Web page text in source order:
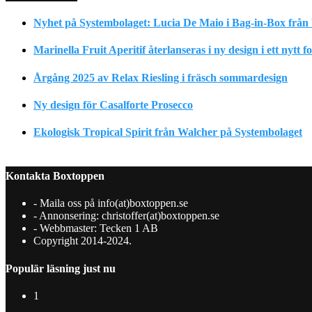
Nyhet på Systembolaget: Lucia De Maio i Bag-in-Box
Marinella Fruit Aperitif återlanseras i ny design i ett nytt
Årgång 2025 av Relax Riesling i fräsch sommardesign
Ny design för Casalforte Prosecco
Ekologisk Tropical Spirit från Walcher på Systembolaget
Kontakta Boxtoppen
- Maila oss på info(at)boxtoppen.se
- Annonsering: christoffer(at)boxtoppen.se
- Webbmaster: Tecken 1 AB
Copyright 2014-2024.
Populär läsning just nu
1